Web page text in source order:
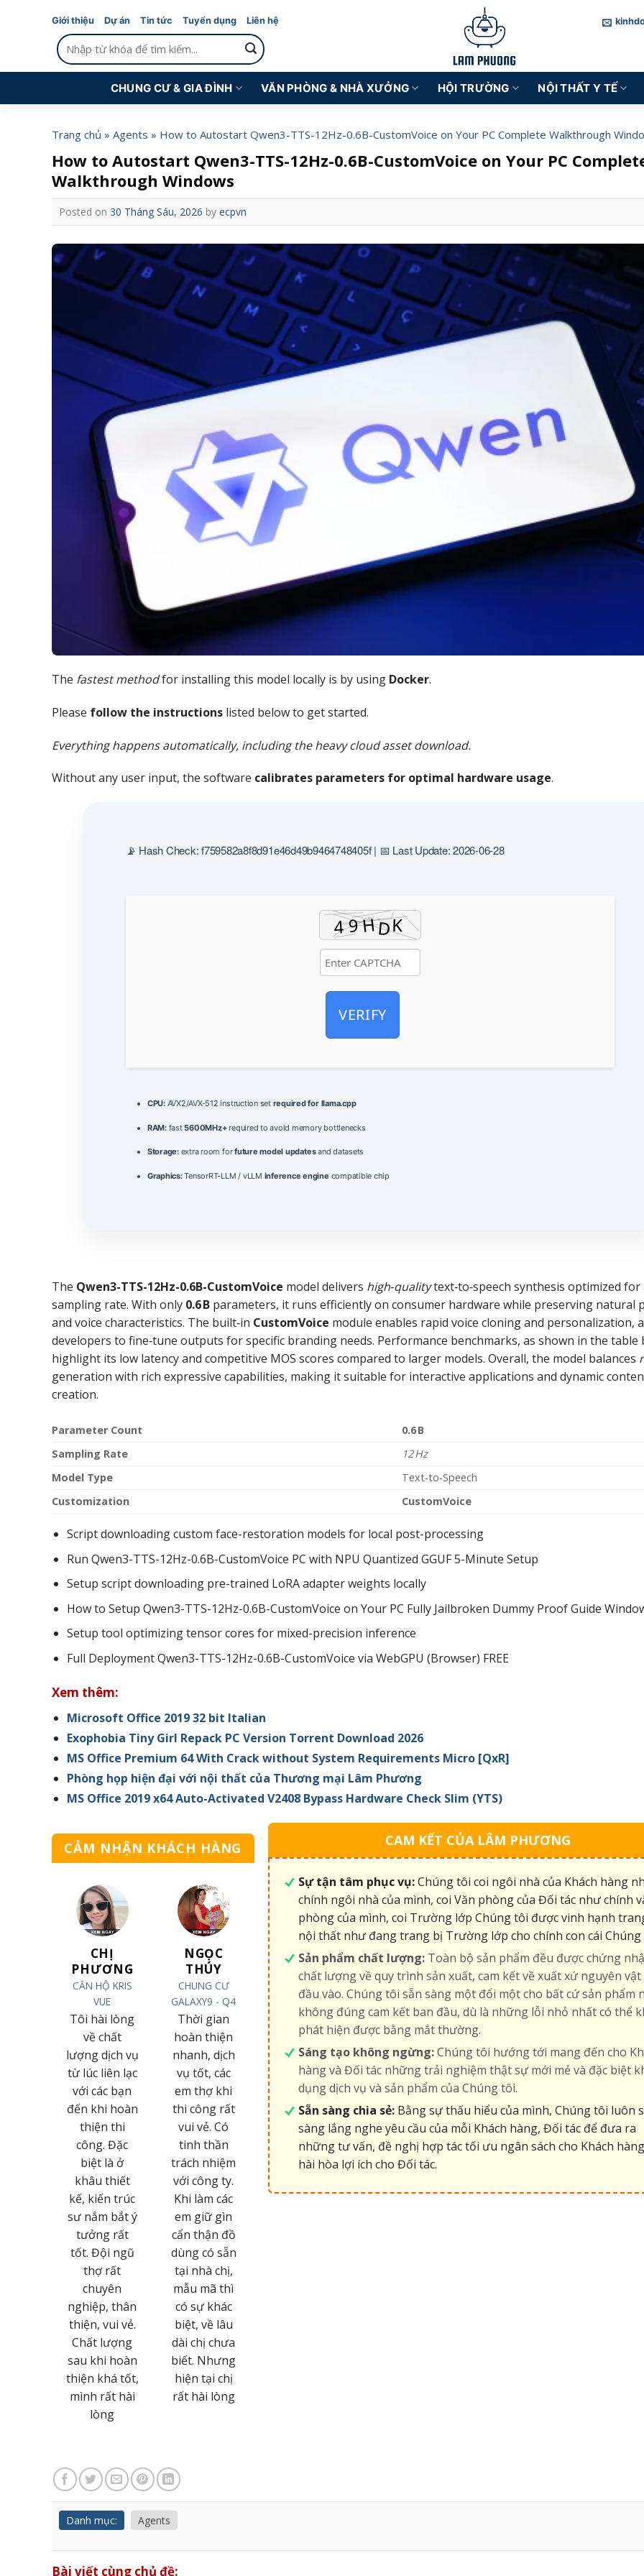
Giới thiệu Dự án Tin tức Tuyển dụng Liên hệ
Tìm
kiếm:
CHUNG CƯ & GIA ĐÌNH VĂN PHÒNG & NHÀ XƯỞNG HỘI TRƯỜNG NỘI THẤT Y TẾ
Trang chủ » Agents » How to Autostart Qwen3-TTS-12Hz-0.6B-CustomVoice on Your PC Complete Walkthrough
How to Autostart Qwen3-TTS-12Hz-0.6B-CustomVoice on Your PC
Walkthrough Windows
Posted on 30 Tháng Sáu, 2026 by ecpvn
The fastest methodfor installing this model locally is by using Docker.
Please follow the instructions listed below to get started.
Everything happens automatically, including the heavy cloud asset download.
Without any user input, the software calibrates parameters for optimal hardware usage.
📡 Hash Check: f759582a8f8d91e46d49b9464748405f | 📅 Last Update: 2026-06-28
VERIFY
CPU:AVX2/AVX-512 instruction set required for llama.cpp
RAM:fast5600MHz+required to avoid memory bottlenecks
Storage:extra room forfuture model updatesand datasets
Graphics:TensorRT-LLM / vLLM inference engine compatible chip
The Qwen3-TTS-12Hz-0.6B-CustomVoice model delivers high‑qualitytext‑to‑speech synthesis optimized for
sampling rate. With only 0.6 B parameters, it runs efficiently on consumer hardware while preserving natural
and voice characteristics. The built‑in CustomVoice module enables rapid voice cloning and personalization,
developers to fine‑tune outputs for specific branding needs. Performance benchmarks, as shown in the table
highlight its low latency and competitive MOS scores compared to larger models. Overall, the model balances
generation with rich expressive capabilities, making it suitable for interactive applications and dynamic
creation.
Parameter Count
0.6 B
Sampling Rate
12 Hz
Model Type
Text‑to‑Speech
Customization
CustomVoice
Script downloading custom face-restoration models for local post-processing
Run Qwen3-TTS-12Hz-0.6B-CustomVoice PC with NPU Quantized GGUF 5-Minute Setup
Setup script downloading pre-trained LoRA adapter weights locally
How to Setup Qwen3-TTS-12Hz-0.6B-CustomVoice on Your PC Fully Jailbroken Dummy Proof Guide
Setup tool optimizing tensor cores for mixed-precision inference
Full Deployment Qwen3-TTS-12Hz-0.6B-CustomVoice via WebGPU (Browser) FREE
Xem thêm:
Microsoft Office 2019 32 bit Italian
Exophobia Tiny Girl Repack PC Version Torrent Download 2026
MS Office Premium 64 With Crack without System Requirements Micro [QxR]
Phòng họp hiện đại với nội thất của Thương mại Lâm Phương
MS Office 2019 x64 Auto-Activated V2408 Bypass Hardware Check Slim (YTS)
CẢM NHẬN KHÁCH HÀNG
CHỊ
PHƯƠNG
CĂN HỘ KRIS
VUE
Tôi hài lòng
về chất
lượng dịch vụ
từ lúc liên lạc
với các bạn
đến khi hoàn
thiện thi
công. Đặc
biệt là ở
khâu thiết
kế, kiến trúc
sư nắm bắt ý
tưởng rất
tốt. Đội ngũ
thợ rất
chuyên
nghiệp, thân
thiện, vui vẻ.
Chất lượng
sau khi hoàn
thiện khá tốt,
mình rất hài
lòng
NGỌC
THÚY
CHUNG CƯ
GALAXY9 - Q4
Thời gian
hoàn thiện
nhanh, dịch
vụ tốt, các
em thợ khi
thi công rất
vui vẻ. Có
tinh thần
trách nhiệm
với công ty.
Khi làm các
em giữ gìn
cẩn thận đồ
dùng có sẵn
tại nhà chị,
mẫu mã thì
có sự khác
biệt, về lâu
dài chị chưa
biết. Nhưng
hiện tại chị
rất hài lòng
CAM KẾT CỦA LÂM PHƯƠNG
Sự tận tâm phục vụ:Chúng tôi coi ngôi nhà của Khách hàng
chính ngôi nhà của mình, coi Văn phòng của Đối tác như chính
phòng của mình, coi Trường lớp Chúng tôi được vinh hạnh
nội thất như đang trang bị Trường lớp cho chính con cái Chúng
Sản phẩm chất lượng: Toàn bộ sản phẩm đều được chứng
chất lượng về quy trình sản xuất, cam kết về xuất xứ nguyên vật
đầu vào. Chúng tôi sẵn sàng một đổi một cho bất cứ sản phẩm
không đúng cam kết ban đầu, dù là những lỗi nhỏ nhất có thể
phát hiện được bằng mắt thường.
Sáng tạo không ngừng:Chúng tôi hướng tới mang đến cho
hàng và Đối tác những trải nghiệm thật sự mới mẻ và đặc biệt
dụng dịch vụ và sản phẩm của Chúng tôi.
Sẵn sàng chia sẻ: Bằng sự thấu hiểu của mình, Chúng tôi luôn
sàng lắng nghe yêu cầu của mỗi Khách hàng, Đối tác để đưa ra
những tư vấn, đề nghị hợp tác tối ưu ngân sách cho Khách
hài hòa lợi ích cho Đối tác.
Danh mục: Agents
Bài viết cùng chủ đề: